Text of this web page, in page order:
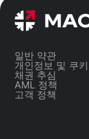
스마트 계약
사를 받습니
일반 약관
개인정보 및 쿠
채권 추심
AML 정책
고객 정책